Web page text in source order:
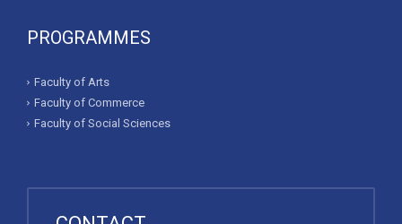
PROGRAMMES
Faculty of Arts
Faculty of Commerce
Faculty of Social Sciences